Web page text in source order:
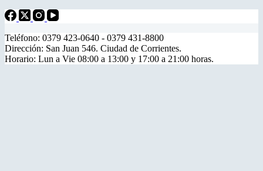
Teléfono: 0379 423-0640 - 0379 431-8800
Dirección: San Juan 546. Ciudad de Corrientes.
Horario: Lun a Vie 08:00 a 13:00 y 17:00 a 21:00 horas.